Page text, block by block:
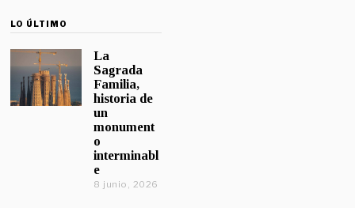
LO ÚLTIMO
La
Sagrada
Familia,
historia de
un
monument
o
interminabl
e
8 junio, 2026